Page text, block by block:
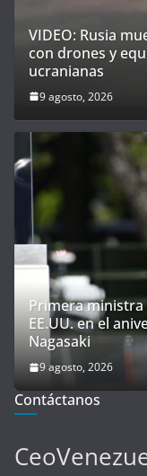
VIDEO: Rusia
con drones y
ucranianas
9 agosto, 2026
Primera ministra
EE.UU. en el
Nagasaki
9 agosto, 2026
Contáctanos